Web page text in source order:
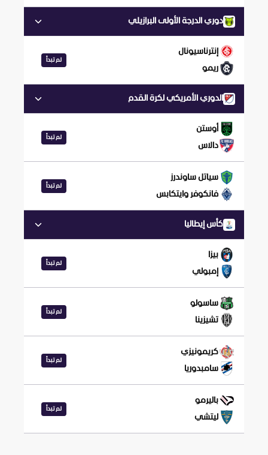
دوري الدرجة الأولى البرازيلي
إنترناسيونال
ريمو
لم تبدأ
الدوري الأمريكي لكرة القدم
أوستن
دالاس
لم تبدأ
سياتل ساوندرز
فانكوفر وايتكابس
لم تبدأ
كأس إيطاليا
بيزا
إمبولي
لم تبدأ
ساسولو
تشيزينا
لم تبدأ
كريمونيزي
سامبدوريا
لم تبدأ
باليرمو
ليتشي
لم تبدأ